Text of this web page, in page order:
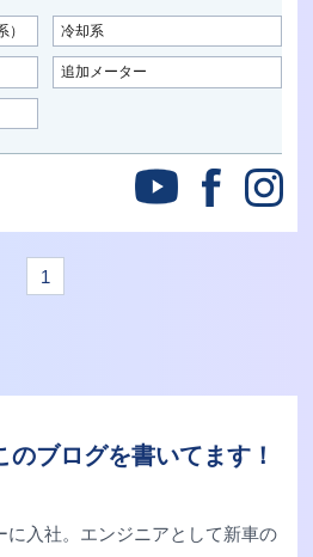
冷却系
追加メーター
1
のブログを書いてます！
に入社。エンジニアとして新車の